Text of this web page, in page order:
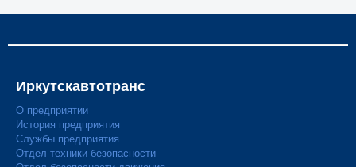
Иркутскавтотранс
О предприятии
История предприятия
Службы предприятия
Отдел техники безопасности